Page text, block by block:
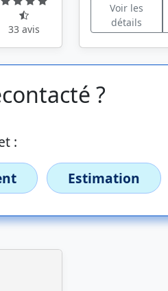
33 avis
Voir les
détails
?
:
Estimation